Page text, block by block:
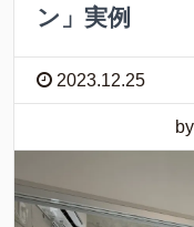
ン」実例
2023.12.25